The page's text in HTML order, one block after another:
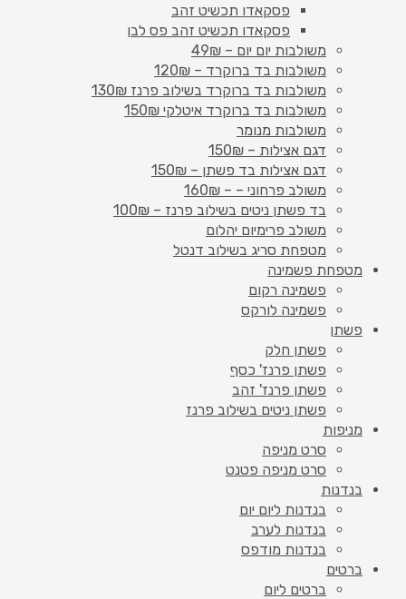
פסקאדו תכשיט זהב
פסקאדו תכשיט זהב פס לבן
משולבות יום יום – 49₪
משולבות בד ברוקרד – 120₪
משולבות בד ברוקרד בשילוב פרנז 130₪
משולבות בד ברוקרד איטלקי 150₪
משולבות מנומר
דגם אצילות – 150₪
דגם אצילות בד פשתן – 150₪
משולב פרחוני – – 160₪
בד פשתן ניטים בשילוב פרנז – 100₪
משולב פרימיום יהלום
מטפחת סריג בשילוב דנטל
מטפחת פשמינה
פשמינה רקום
פשמינה לורקס
פשתן
פשתן חלק
פשתן פרנז' כסף
פשתן פרנז' זהב
פשתן ניטים בשילוב פרנז
מניפות
סרט מניפה
סרט מניפה פטנט
בנדנות
בנדנות ליום יום
בנדנות לערב
בנדנות מודפס
ברטים
ברטים ליום